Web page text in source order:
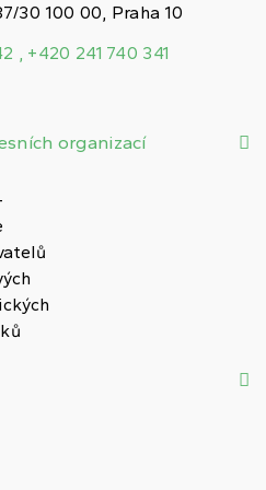
30 100 00, Praha 10
, +420 241 740 341
organizací